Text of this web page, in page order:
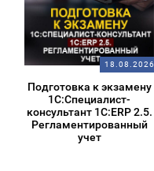
18.08.2026
Подготовка к экзамену
1С:Специалист-
консультант 1С:ERP 2.5.
Регламентированный
учет